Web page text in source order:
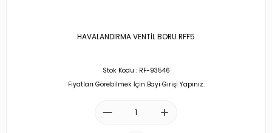
HAVALANDIRMA VENTİL BORU RFF5
Stok Kodu : RF-93546
Fiyatları Görebilmek İçin Bayi Girişi Yapınız.